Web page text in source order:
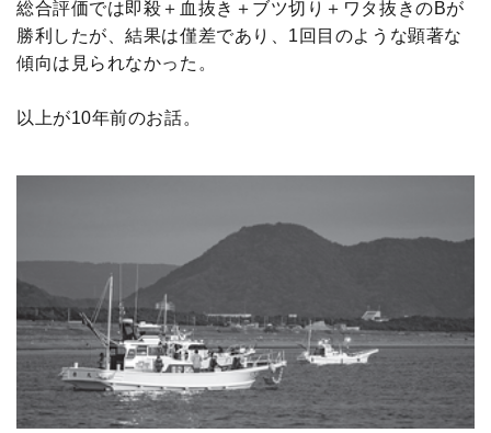
総合評価では即殺＋血抜き＋ブツ切り＋ワタ抜きのBが
勝利したが、結果は僅差であり、1回目のような顕著な
傾向は見られなかった。
以上が10年前のお話。